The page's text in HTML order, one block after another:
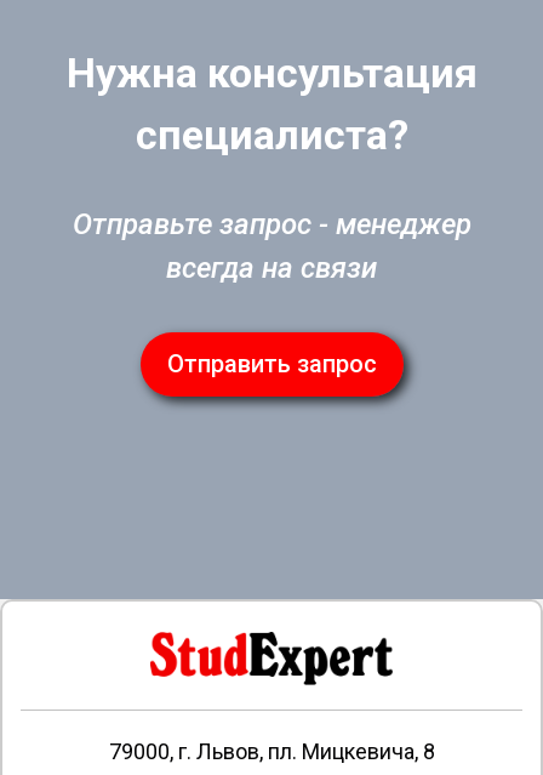
Нужна консультация
специалиста?
Отправьте запрос - менеджер
всегда на связи
Отправить запрос
79000, г. Львов, пл. Мицкевича, 8